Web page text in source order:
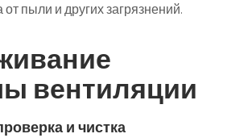
от пыли и других загрязнений.
вентиляции
и чистка